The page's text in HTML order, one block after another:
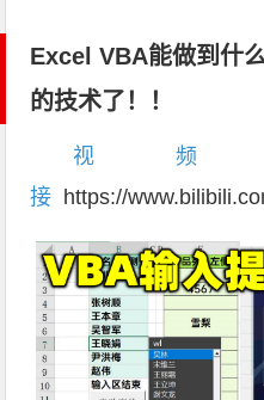
Excel VBA能做到什
的技术了！！
视频
接 https://